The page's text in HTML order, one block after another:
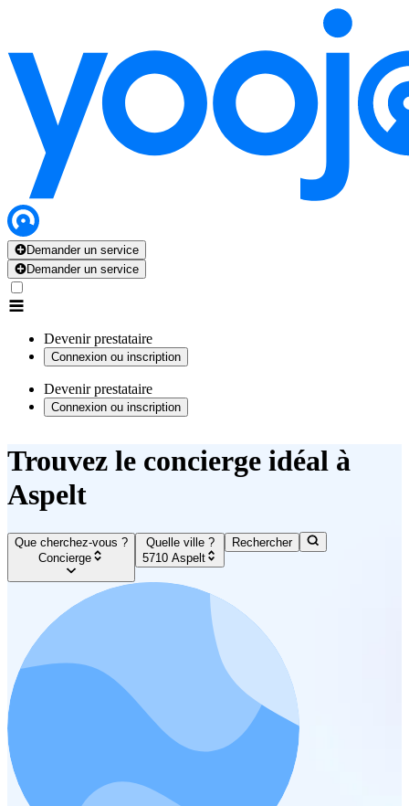
Demander un service
Demander un service
Devenir prestataire
Connexion ou inscription
Devenir prestataire
Connexion ou inscription
Trouvez le concierge idéal à
Aspelt
Que cherchez-vous ?
Concierge
Quelle ville ?
5710 Aspelt
Rechercher